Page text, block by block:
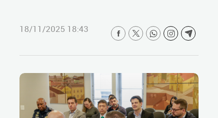
18/11/2025 18:43